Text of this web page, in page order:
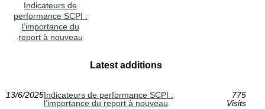
Indicateurs de
performance SCPI :
l’importance du
report à nouveau
Latest additions
13/6/2025Indicateurs de performance SCPI :
l’importance du report à nouveau
775
Visits